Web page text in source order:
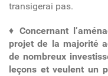
transigerai pas.
♦Concernant
projet de la majorité
de nombreux
leçons et veulent un